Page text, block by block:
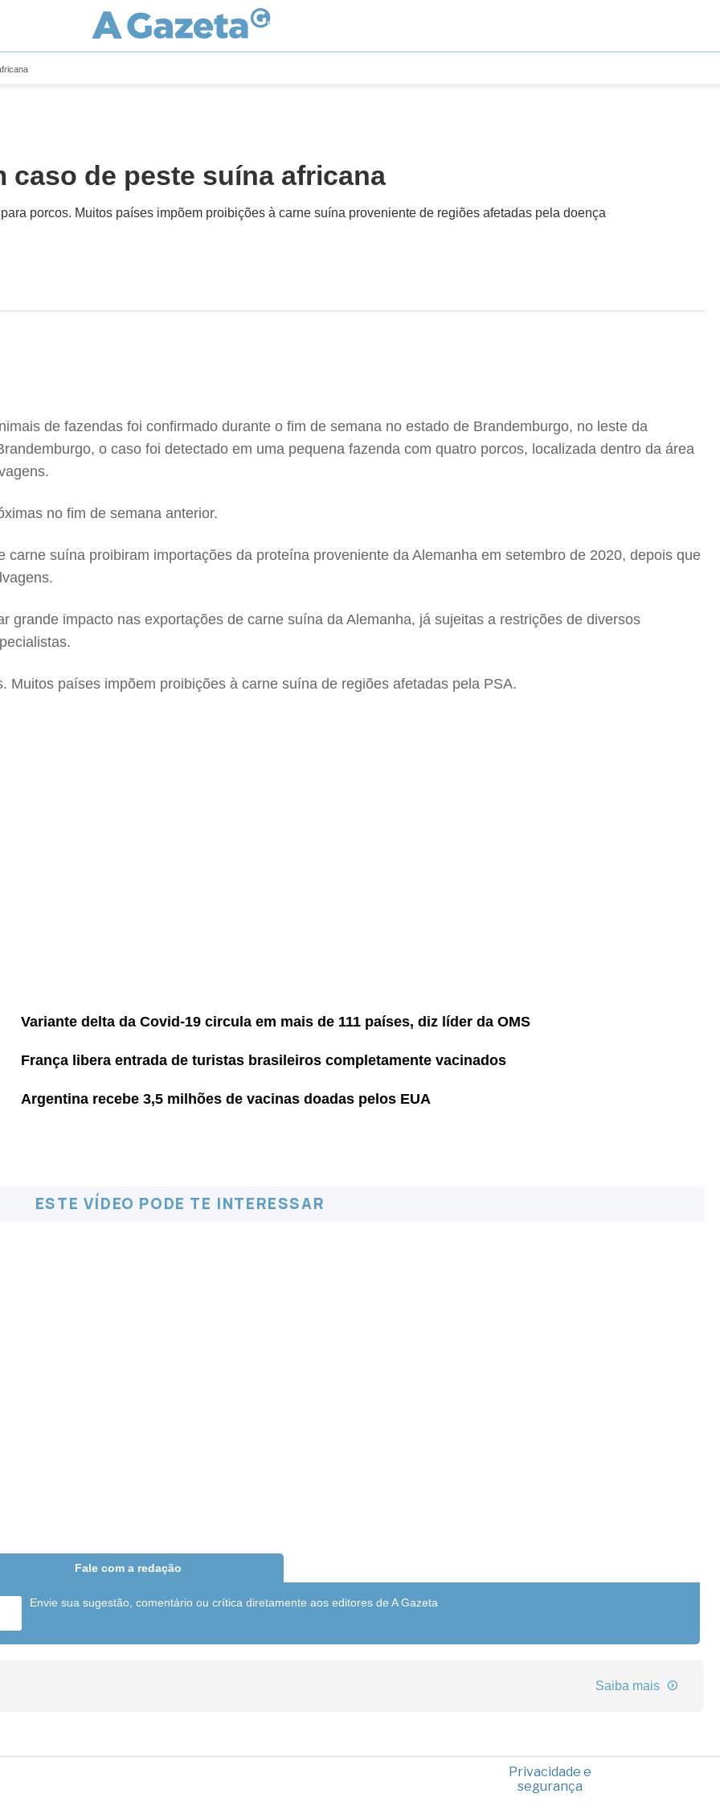
caso de peste suína africana
porcos. Muitos países impõem proibições à carne suína proveniente de regiões afetadas pela doença
de fazendas foi confirmado durante o fim de semana no estado de Brandemburgo, no leste da
o caso foi detectado em uma pequena fazenda com quatro porcos, localizada dentro da área
no fim de semana anterior.
suína proibiram importações da proteína proveniente da Alemanha em setembro de 2020, depois que
grande impacto nas exportações de carne suína da Alemanha, já sujeitas a restrições de diversos
Muitos países impõem proibições à carne suína de regiões afetadas pela PSA.
Variante delta da Covid-19 circula em mais de 111 países, diz líder da OMS
França libera entrada de turistas brasileiros completamente vacinados
Argentina recebe 3,5 milhões de vacinas doadas pelos EUA
ESTE VÍDEO PODE TE INTERESSAR
Fale com a redação
Envie sua sugestão, comentário ou crítica diretamente aos editores de A Gazeta
Saiba mais
Privacidade e
segurança